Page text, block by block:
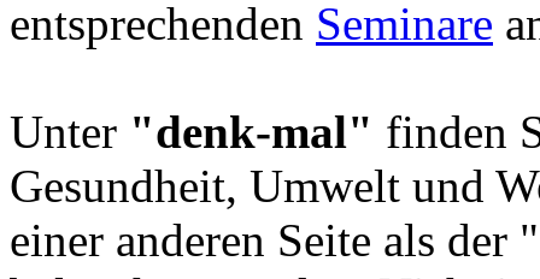
entsprechenden Seminare
Unter "denk-mal" finden
Gesundheit, Umwelt und
einer anderen Seite als